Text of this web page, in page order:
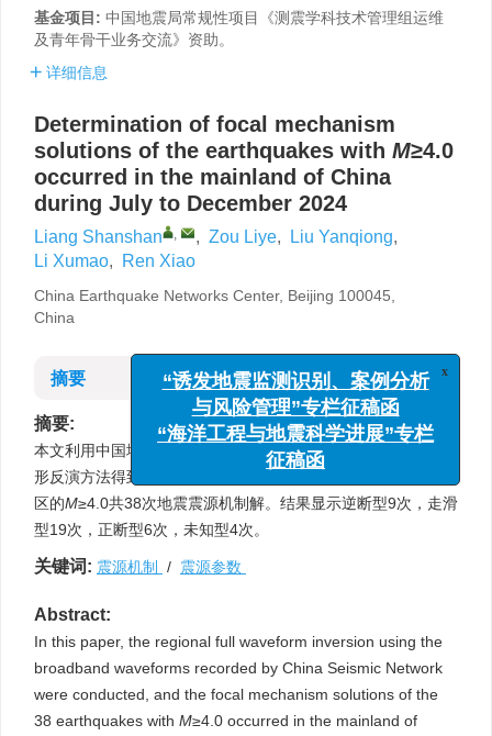
基金项目: 中国地震局常规性项目《测震学科技术管理组运维
及青年骨干业务交流》资助。
详细信息
Determination of focal mechanism
solutions of the earthquakes with M≥4.0
occurred in the mainland of China
during July to December 2024
Liang Shanshan , , Zou Liye, Liu Yanqiong,
Li Xumao, Ren Xiao
China Earthquake Networks Center, Beijing 100045,
China
摘要
摘要:
本文利用中国地震台网记录的宽频带波形资料，采用近震全波
形反演方法得到2024年7月1日—12月31日发生在中国大陆地
区的M≥4.0共38次地震震源机制解。结果显示逆断型9次，走滑
型19次，正断型6次，未知型4次。
关键词: 震源机制 / 震源参数
Abstract:
In this paper, the regional full waveform inversion using the
broadband waveforms recorded by China Seismic Network
were conducted, and the focal mechanism solutions of the
38 earthquakes with M≥4.0 occurred in the mainland of
“诱发地震监测识别、案例分析
与风险管理”专栏征稿函
“海洋工程与地震科学进展”专栏
征稿函